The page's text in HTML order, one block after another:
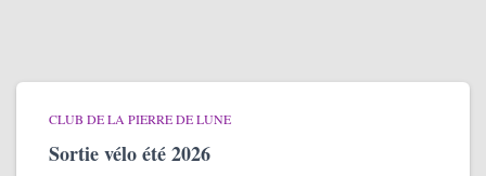
CLUB DE LA PIERRE DE LUNE
Sortie vélo été 2026